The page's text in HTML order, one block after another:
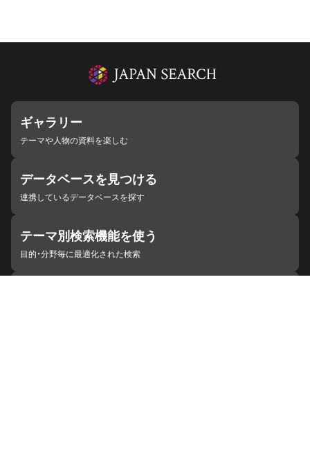
ギャラリー
テーマや人物の資料を楽しむ
データベースを見つける
連携しているデータベースを探す
テーマ別検索機能を使う
目的・分野毎に最適化された検索